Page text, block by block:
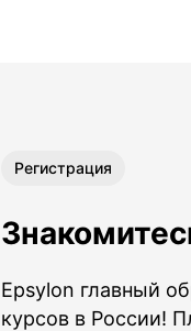
Регистрация
Epsylon главный
курсов в России!